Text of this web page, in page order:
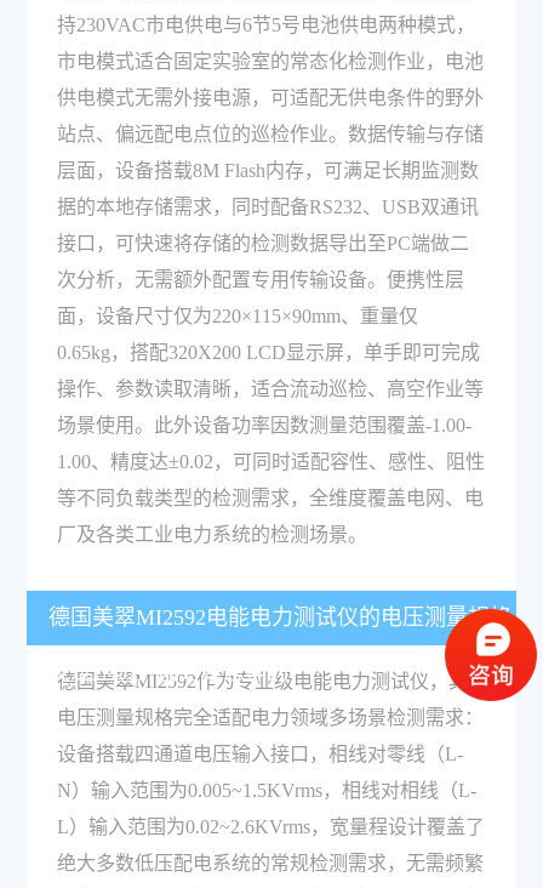
持230VAC市电供电与6节5号电池供电两种模式，
市电模式适合固定实验室的常态化检测作业，电池
供电模式无需外接电源，可适配无供电条件的野外
站点、偏远配电点位的巡检作业。数据传输与存储
层面，设备搭载8M Flash内存，可满足长期监测数
据的本地存储需求，同时配备RS232、USB双通讯
接口，可快速将存储的检测数据导出至PC端做二
次分析，无需额外配置专用传输设备。便携性层
面，设备尺寸仅为220×115×90mm、重量仅
0.65kg，搭配320X200 LCD显示屏，单手即可完成
操作、参数读取清晰，适合流动巡检、高空作业等
场景使用。此外设备功率因数测量范围覆盖-1.00-
1.00、精度达±0.02，可同时适配容性、感性、阻性
等不同负载类型的检测需求，全维度覆盖电网、电
厂及各类工业电力系统的检测场景。
德国美翠MI2592电能电力测试仪的电压测量规格
及过压防护能力是怎样的？
德国美翠MI2592作为专业级电能电力测试仪，其
电压测量规格完全适配电力领域多场景检测需求：
设备搭载四通道电压输入接口，相线对零线（L-
N）输入范围为0.005~1.5KVrms，相线对相线（L-
L）输入范围为0.02~2.6KVrms，宽量程设计覆盖了
绝大多数低压配电系统的常规检测需求，无需频繁